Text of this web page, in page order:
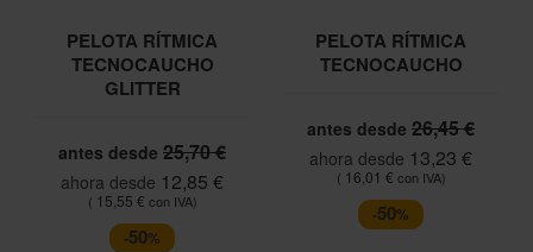
PELOTA RÍTMICA
TECNOCAUCHO
GLITTER
antes desde 25,70 €
ahora desde 12,85 €
15,55 €
-50%
PELOTA RÍTMICA
TECNOCAUCHO
antes desde 26,45 €
ahora desde 13,23 €
16,01 €
-50%